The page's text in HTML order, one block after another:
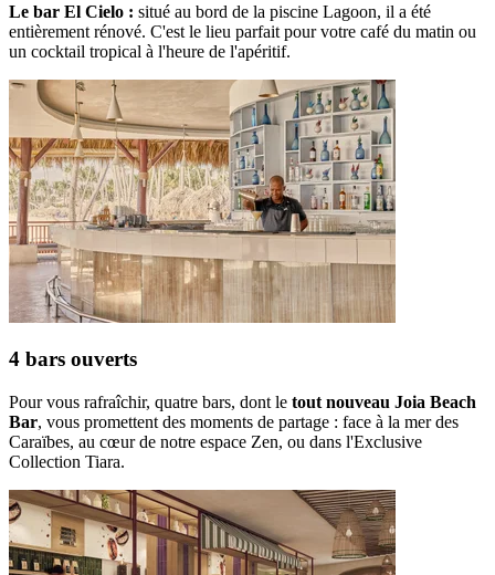
Le bar El Cielo : situé au bord de la piscine Lagoon, il a été
entièrement rénové. C'est le lieu parfait pour votre café du matin ou
un cocktail tropical à l'heure de l'apéritif.
4 bars ouverts
Pour vous rafraîchir, quatre bars, dont le tout nouveau Joia Beach
Bar, vous promettent des moments de partage : face à la mer des
Caraïbes, au cœur de notre espace Zen, ou dans l'Exclusive
Collection Tiara.